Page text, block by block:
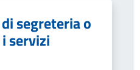
segreteria o
servizi